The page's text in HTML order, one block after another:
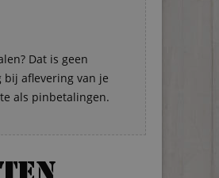
Dat is geen
bij aflevering van je
als pinbetalingen.